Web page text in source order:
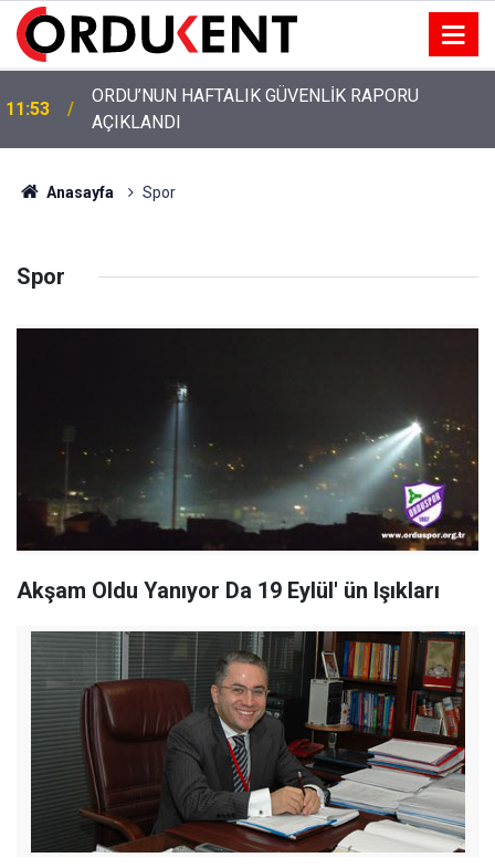
11:53
ORDU’NUN HAFTALIK GÜVENLİK RAPORU
AÇIKLANDI
Anasayfa Spor
Spor
Akşam Oldu Yanıyor Da 19 Eylül' ün Işıkları